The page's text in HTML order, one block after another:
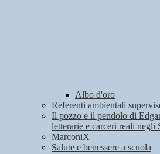
Albo d'oro
Referenti ambientali
Il pozzo e il pendolo di
letterarie e carceri reali negli
MarconiX
Salute e benessere a scuola